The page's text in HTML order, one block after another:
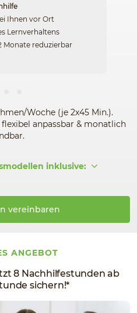
Ihnen vor Ort
Lernverhaltens
Monate reduzierbar
Woche (je 2x45 Min.).
anpassbar & monatlich
inklusive:
vereinbaren
ANGEBOT
8 Nachhilfestunden ab
sichern!*